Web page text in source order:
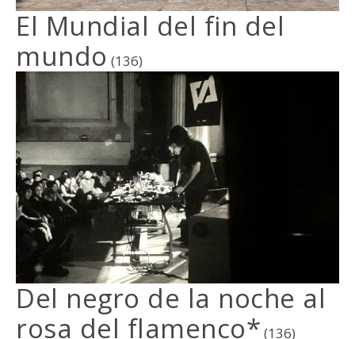
El Mundial del fin del
mundo (136)
Del negro de la noche al
rosa del flamenco* (136)